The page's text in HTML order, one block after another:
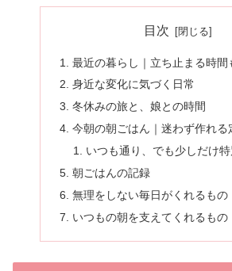
目次
最近の暮らし｜立ち止まる時間
身近な変化に気づく日常
冬休みの旅と、娘との時間
今朝の朝ごはん｜迷わず作れる
いつも通り、でも少しだけ特
朝ごはんの記録
無理をしない毎日がくれるもの
いつもの朝を支えてくれるもの